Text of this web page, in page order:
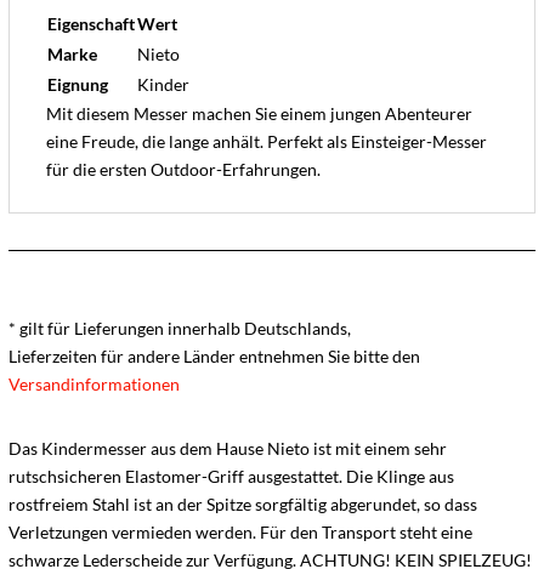
EigenschaftWert
Marke
Nieto
Eignung
Kinder
Mit diesem Messer machen Sie einem jungen Abenteurer
eine Freude, die lange anhält. Perfekt als Einsteiger-Messer
für die ersten Outdoor-Erfahrungen.
* gilt für Lieferungen innerhalb Deutschlands,
Lieferzeiten für andere Länder entnehmen Sie bitte den
Versandinformationen
Das Kindermesser aus dem Hause Nieto ist mit einem sehr
rutschsicheren Elastomer-Griff ausgestattet. Die Klinge aus
rostfreiem Stahl ist an der Spitze sorgfältig abgerundet, so dass
Verletzungen vermieden werden. Für den Transport steht eine
schwarze Lederscheide zur Verfügung. ACHTUNG! KEIN SPIELZEUG!